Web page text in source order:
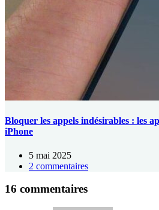
Bloquer les appels indésirables : les
iPhone
5 mai 2025
2 commentaires
16 commentaires